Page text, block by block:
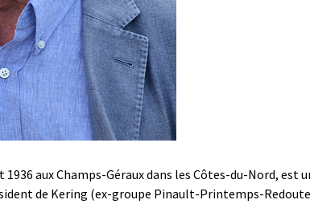
aux Champs-Géraux dans les Côtes-du-Nord, est
de Kering (ex-groupe Pinault-Printemps-